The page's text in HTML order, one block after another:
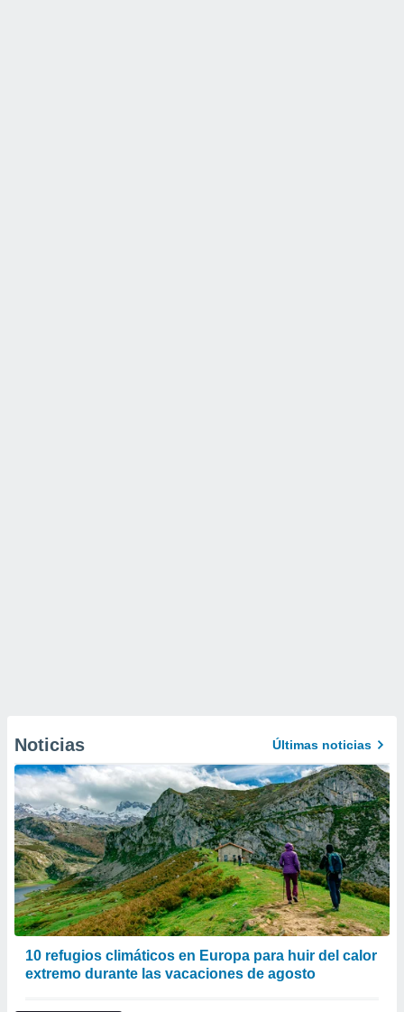
Noticias Últimas noticias
10 refugios climáticos en Europa para huir del calor
extremo durante las vacaciones de agosto